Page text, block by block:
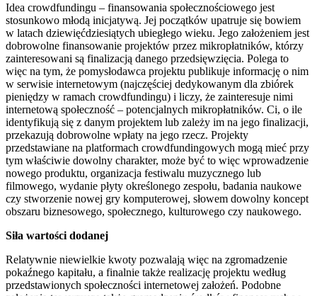
Idea crowdfundingu – finansowania społecznościowego jest
stosunkowo młodą inicjatywą. Jej początków upatruje się bowiem
w latach dziewięćdziesiątych ubiegłego wieku. Jego założeniem jest
dobrowolne finansowanie projektów przez mikropłatników, którzy
zainteresowani są finalizacją danego przedsięwzięcia. Polega to
więc na tym, że pomysłodawca projektu publikuje informację o nim
w serwisie internetowym (najczęściej dedykowanym dla zbiórek
pieniędzy w ramach crowdfundingu) i liczy, że zainteresuje nimi
internetową społeczność – potencjalnych mikropłatników. Ci, o ile
identyfikują się z danym projektem lub zależy im na jego finalizacji,
przekazują dobrowolne wpłaty na jego rzecz. Projekty
przedstawiane na platformach crowdfundingowych mogą mieć przy
tym właściwie dowolny charakter, może być to więc wprowadzenie
nowego produktu, organizacja festiwalu muzycznego lub
filmowego, wydanie płyty określonego zespołu, badania naukowe
czy stworzenie nowej gry komputerowej, słowem dowolny koncept
obszaru biznesowego, społecznego, kulturowego czy naukowego.
Siła wartości dodanej
Relatywnie niewielkie kwoty pozwalają więc na zgromadzenie
pokaźnego kapitału, a finalnie także realizację projektu według
przedstawionych społeczności internetowej założeń. Podobne